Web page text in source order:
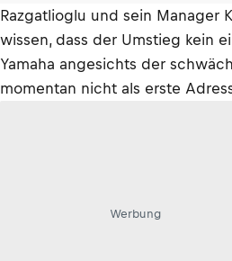
Razgatlioglu und sein Manager
wissen, dass der Umstieg kein
Yamaha angesichts der
momentan nicht als erste
Werbung